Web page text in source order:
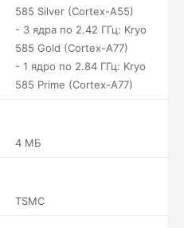
585 Silver (Cortex-A55)
- 3 ядра по 2.42 ГГц: Kryo
585 Gold (Cortex-A77)
- 1 ядро по 2.84 ГГц: Kryo
585 Prime (Cortex-A77)
4 МБ
TSMC